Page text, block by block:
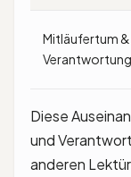
Mitläufertum &
Verantwortung
Diese
und
anderen